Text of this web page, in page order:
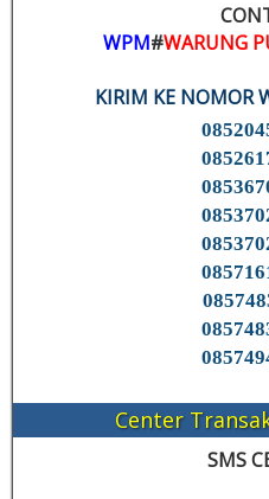
WPM#WARUNG
KIRIM KE NOMOR
Center
SMS